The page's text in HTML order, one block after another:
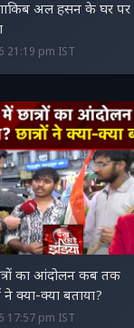
अल हसन के घर पर
21:19 pm IST
का आंदोलन कब तक
ने क्या-क्या बताया?
17:57 pm IST